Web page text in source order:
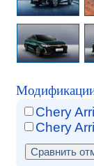
Chery
Chery